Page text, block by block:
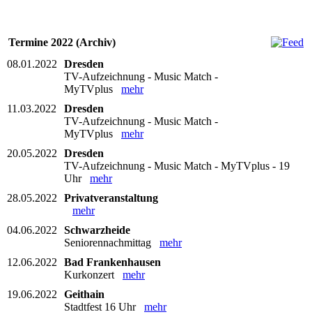
Termine 2022 (Archiv)
08.01.2022
Dresden
TV-Aufzeichnung - Music Match -
MyTVplus mehr
11.03.2022
Dresden
TV-Aufzeichnung - Music Match -
MyTVplus mehr
20.05.2022
Dresden
TV-Aufzeichnung - Music Match - MyTVplus - 19
Uhr mehr
28.05.2022
Privatveranstaltung
mehr
04.06.2022
Schwarzheide
Seniorennachmittag mehr
12.06.2022
Bad Frankenhausen
Kurkonzert mehr
19.06.2022
Geithain
Stadtfest 16 Uhr mehr